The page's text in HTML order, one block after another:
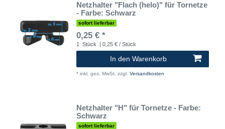
Netzhalter "Flach (helo)" für Tornetze
- Farbe: Schwarz
sofort lieferbar
0,25 € *
1 Stück | 0,25 € / Stück
In den Warenkorb
* inkl. ges. MwSt. zzgl. Versandkosten
Netzhalter "H" für Tornetze - Farbe:
Schwarz
sofort lieferbar